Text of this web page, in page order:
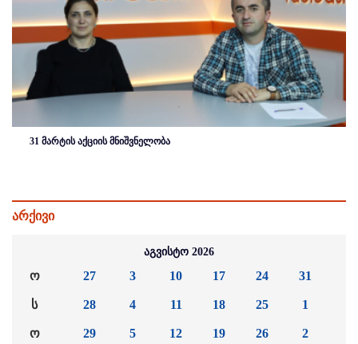
31 მარტის აქციის მნიშვნელობა
არქივი
აგვისტო 2026
ო
ს
ო
27
28
29
3
4
5
10
11
12
17
18
19
24
25
26
31
1
2